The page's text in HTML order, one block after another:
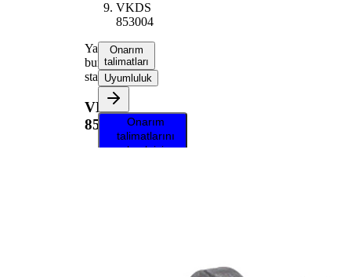
VKDS
853004
Yatak
burcu,
stabilizatör
VKDS
853004
Onarım
talimatları
Uyumluluk
Onarım
talimatlarını
almak için